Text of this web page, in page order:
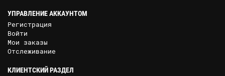
УПРАВЛЕНИЕ АККАУНТОМ
Регистрация
Войти
Мои заказы
Отслеживание
КЛИЕНТСКИЙ РАЗДЕЛ